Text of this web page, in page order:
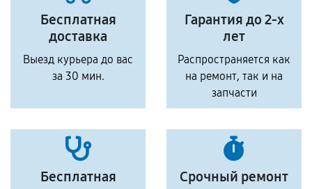
Бесплатная
доставка
Выезд курьера до вас
за 30 мин.
Гарантия до 2-х
лет
Распространяется как
на ремонт, так и на
запчасти
Бесплатная
Срочный ремонт